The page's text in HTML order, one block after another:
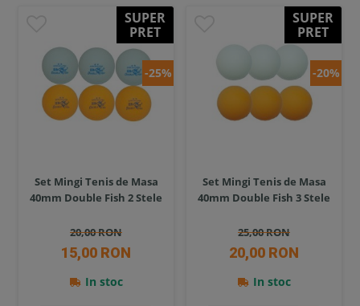
SUPER
PRET
-25%
Set Mingi Tenis de Masa
40mm Double Fish 2 Stele
20,00 RON
15,00 RON
In stoc
SUPER
PRET
-20%
Set Mingi Tenis de Masa
40mm Double Fish 3 Stele
25,00 RON
20,00 RON
In stoc